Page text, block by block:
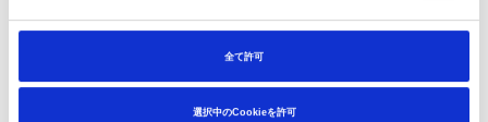
全て許可
選択中のCookieを許可